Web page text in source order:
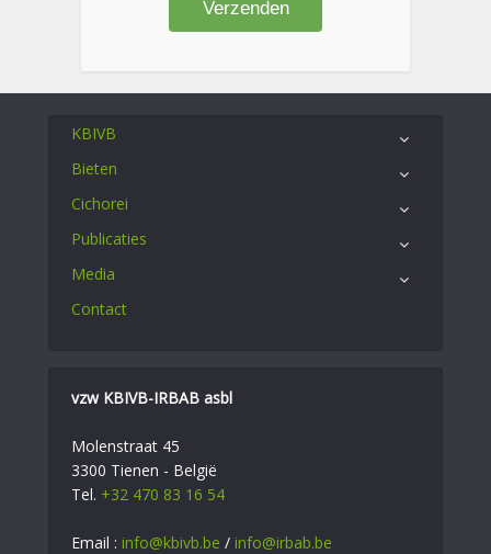
KBIVB
Bieten
Cichorei
Publicaties
Media
Contact
vzw KBIVB-IRBAB asbl
Molenstraat 45
3300 Tienen - België
Tel. +32 470 83 16 54
Email : info@kbivb.be / info@irbab.be